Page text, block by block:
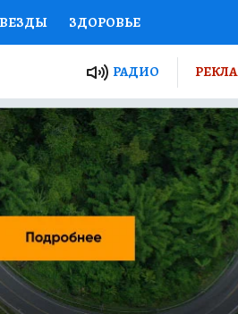
ЗДОРОВЬЕ
РОССИИ
СЕКРЕТЫ ПУТЕВОДИТЕЛЬ
ЖЕЛЕЗА ТУРИЗМ
ГИД ПОТРЕБИТЕЛЯ ВСЕ О КП
РАДИО